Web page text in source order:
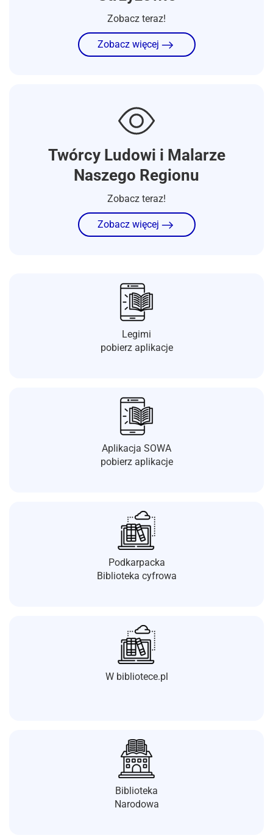
Zobacz teraz!
Zobacz więcej
Twórcy Ludowi i Malarze
Naszego Regionu
Zobacz teraz!
Zobacz więcej
Legimi
pobierz aplikacje
Aplikacja SOWA
pobierz aplikacje
Podkarpacka
Biblioteka cyfrowa
W bibliotece.pl
Biblioteka
Narodowa